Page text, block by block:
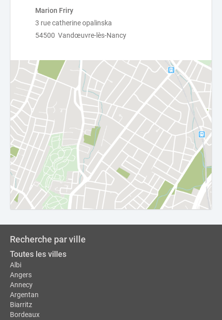
Marion Friry
3 rue catherine opalinska
54500 Vandœuvre-lès-Nancy
Recherche par ville
Toutes les villes
Albi
Angers
Annecy
Argentan
Biarritz
Bordeaux